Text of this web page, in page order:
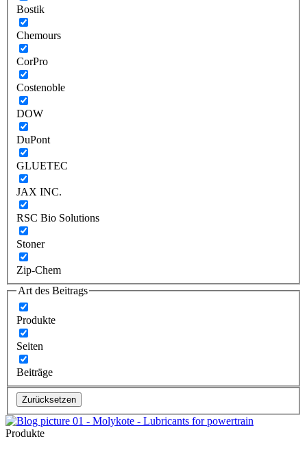
Bostik
Chemours
CorPro
Costenoble
DOW
DuPont
GLUETEC
JAX INC.
RSC Bio Solutions
Stoner
Zip-Chem
Art des Beitrags
Produkte
Seiten
Beiträge
Zurücksetzen
Produkte